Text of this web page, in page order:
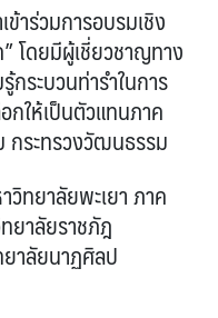
าร่วมการอบรมเชิง
โดยมีผู้เชี่ยวชาญทาง
ระบวนท่ารำในการ
กให้เป็นตัวแทนภาค
กระทรวงวัฒนธรรม
ทยาลัยพะเยา ภาค
ยาลัยราชภัฎ
ยาลัยนาฏศิลป